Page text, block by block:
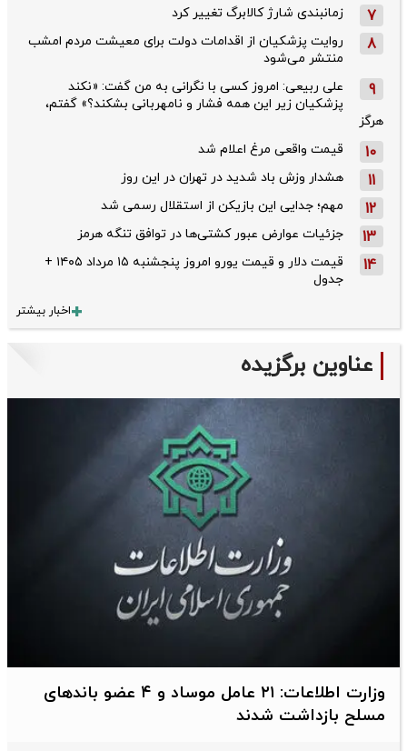
7 زمانبندی شارژ کالابرگ تغییر کرد
8
روایت پزشکیان از اقدامات دولت برای معیشت مردم امشب
منتشر می‌شود
9
علی ربیعی: امروز کسی با نگرانی به من گفت: «نکند
پزشکیان زیر این همه فشار و نامهربانی بشکند؟» گفتم،
هرگز
10 قیمت واقعی مرغ اعلام شد
11 هشدار وزش باد شدید در تهران در این روز
12 مهم؛ جدایی این بازیکن از استقلال رسمی شد
13 جزئیات عوارض عبور کشتی‌ها در توافق تنگه هرمز
14
قیمت دلار و قیمت یورو امروز پنجشنبه ۱۵ مرداد ۱۴۰۵ +
جدول
اخبار بیشتر
عناوین برگزیده
وزارت اطلاعات: ۲۱ عامل موساد و ۴ عضو باندهای
مسلح بازداشت شدند